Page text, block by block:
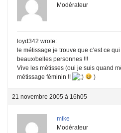
Modérateur
loyd342 wrote:
le métissage je trouve que c’est ce
beaux/belles personnes !!!
Vive les métisses (oui je suis quand
métissage féminin !!
)
21 novembre 2005 à 16h05
mike
Modérateur